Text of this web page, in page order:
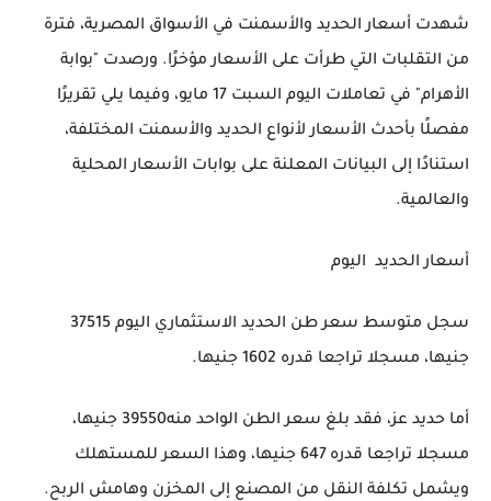
شهدت أسعار الحديد والأسمنت في الأسواق المصرية، فترة
من التقلبات التي طرأت على الأسعار مؤخرًا. ورصدت "بوابة
الأهرام" في تعاملات اليوم السبت 17 مايو، وفيما يلي تقريرًا
مفصلًا بأحدث الأسعار لأنواع الحديد والأسمنت المختلفة،
استنادًا إلى البيانات المعلنة على بوابات الأسعار المحلية
والعالمية.
أسعار الحديد اليوم
سجل متوسط سعر طن الحديد الاستثماري اليوم 37515
جنيها، مسجلا تراجعا قدره 1602 جنيها.
أما حديد عز، فقد بلغ سعر الطن الواحد منه39550 جنيها،
مسجلا تراجعا قدره 647 جنيها، وهذا السعر للمستهلك
ويشمل تكلفة النقل من المصنع إلى المخزن وهامش الربح.